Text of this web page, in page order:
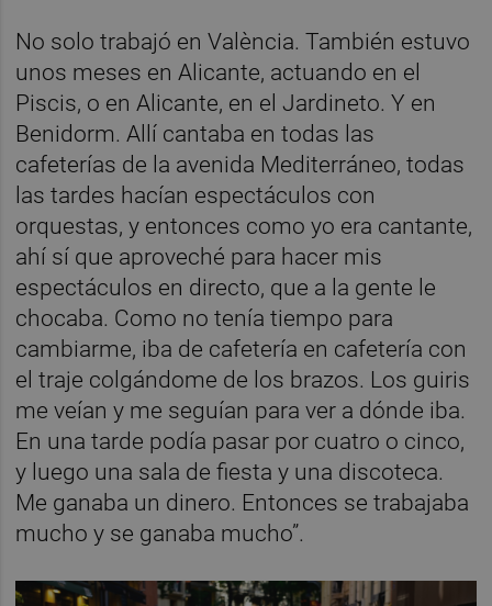
No solo trabajó en València. También estuvo
unos meses en Alicante, actuando en el
Piscis, o en Alicante, en el Jardineto. Y en
Benidorm. Allí cantaba en todas las
cafeterías de la avenida Mediterráneo, todas
las tardes hacían espectáculos con
orquestas, y entonces como yo era cantante,
ahí sí que aproveché para hacer mis
espectáculos en directo, que a la gente le
chocaba. Como no tenía tiempo para
cambiarme, iba de cafetería en cafetería con
el traje colgándome de los brazos. Los guiris
me veían y me seguían para ver a dónde iba.
En una tarde podía pasar por cuatro o cinco,
y luego una sala de fiesta y una discoteca.
Me ganaba un dinero. Entonces se trabajaba
mucho y se ganaba mucho”.